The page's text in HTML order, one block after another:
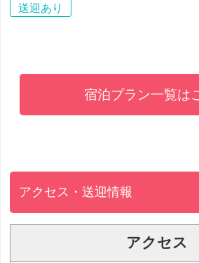
送迎あり
宿泊プラン一覧は
アクセス・送迎情報
アクセス